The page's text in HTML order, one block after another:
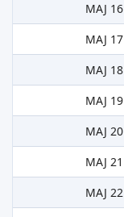
MAJ 16
MAJ 17
MAJ 18
MAJ 19
MAJ 20
MAJ 21
MAJ 22